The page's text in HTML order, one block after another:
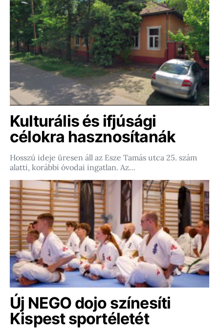
Kulturális és ifjúsági
célokra hasznosítanák
Hosszú ideje üresen áll az Esze Tamás utca 25. szám
alatti, korábbi óvodai ingatlan. Az…
Új NEGO dojo színesíti
Kispest sportéletét